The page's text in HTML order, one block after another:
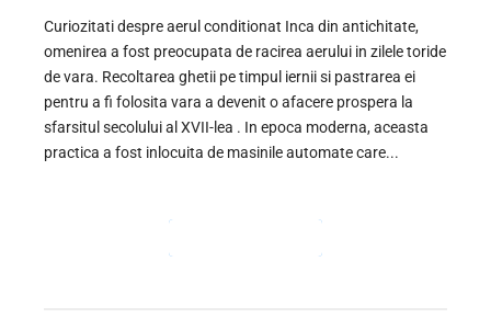
Curiozitati despre aerul conditionat Inca din antichitate,
omenirea a fost preocupata de racirea aerului in zilele toride
de vara. Recoltarea ghetii pe timpul iernii si pastrarea ei
pentru a fi folosita vara a devenit o afacere prospera la
sfarsitul secolului al XVII-lea . In epoca moderna, aceasta
practica a fost inlocuita de masinile automate care...